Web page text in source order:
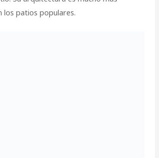
los patios populares.